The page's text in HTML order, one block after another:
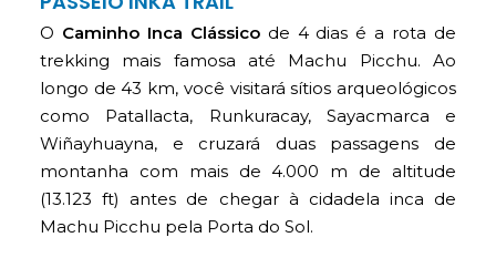
O Caminho Inca Clássicode 4 dias é a rota de
trekking mais famosa até Machu Picchu. Ao
longo de 43 km, você visitará sítios arqueológicos
como Patallacta, Runkuracay, Sayacmarca e
Wiñayhuayna, e cruzará duas passagens de
montanha com mais de 4.000 m de altitude
(13.123 ft) antes de chegar à cidadela inca de
Machu Picchu pela Porta do Sol.